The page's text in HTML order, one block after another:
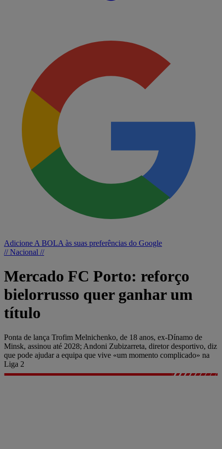
Adicione A BOLA às suas preferências do Google
// Nacional //
Mercado FC Porto: reforço
bielorrusso quer ganhar um
título
Ponta de lança Trofim Melnichenko, de 18 anos, ex-Dínamo de
Minsk, assinou até 2028; Andoni Zubizarreta, diretor desportivo, diz
que pode ajudar a equipa que vive «um momento complicado» na
Liga 2